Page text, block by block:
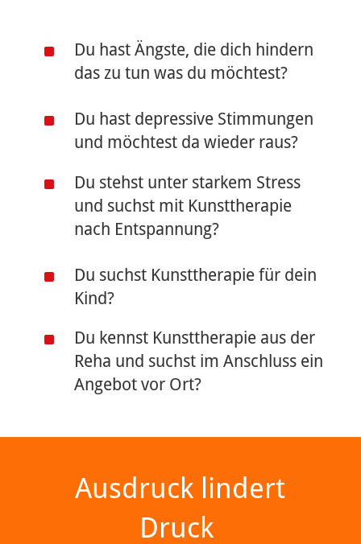
^
Du hast Ängste, die dich hindern
das zu tun was du möchtest?
^
Du hast depressive Stimmungen
und möchtest da wieder raus?
^
Du stehst unter starkem Stress
und suchst mit Kunsttherapie
nach Entspannung?
^
Du suchst Kunsttherapie für dein
Kind?
^
Du kennst Kunsttherapie aus der
Reha und suchst im Anschluss ein
Angebot vor Ort?
Ausdruck lindert
Druck